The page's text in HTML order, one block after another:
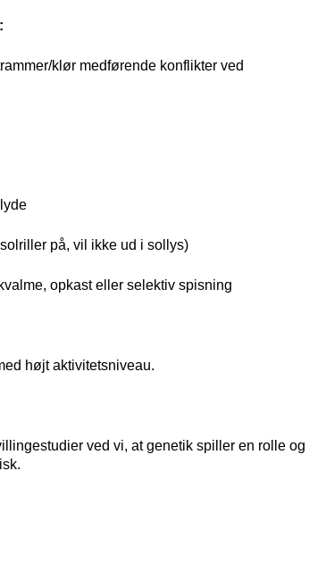
klør medførende konflikter ved
på, vil ikke ud i sollys)
opkast eller selektiv spisning
højt aktivitetsniveau.
ved vi, at genetik spiller en rolle og